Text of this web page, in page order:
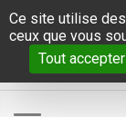
Panneau de
Ce site utilise
ceux que vous
Tout accepter